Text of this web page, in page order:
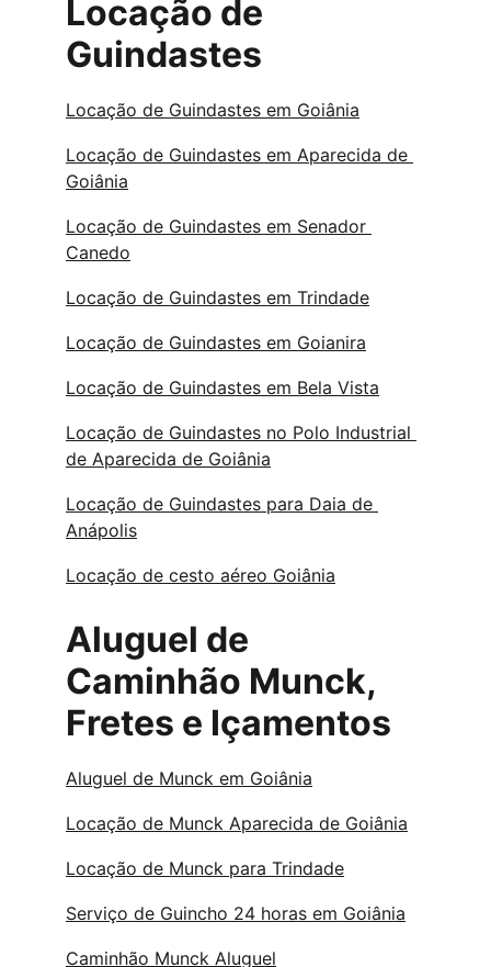
Locação de
Guindastes
Locação de Guindastes em Goiânia
Locação de Guindastes em Aparecida de
Goiânia
Locação de Guindastes em Senador
Canedo
Locação de Guindastes em Trindade
Locação de Guindastes em Goianira
Locação de Guindastes em Bela Vista
Locação de Guindastes no Polo Industrial
de Aparecida de Goiânia
Locação de Guindastes para Daia de
Anápolis
Locação de cesto aéreo Goiânia
Aluguel de
Caminhão Munck,
Fretes e Içamentos
Aluguel de Munck em Goiânia
Locação de Munck Aparecida de Goiânia
Locação de Munck para Trindade
Serviço de Guincho 24 horas em Goiânia
Caminhão Munck Aluguel